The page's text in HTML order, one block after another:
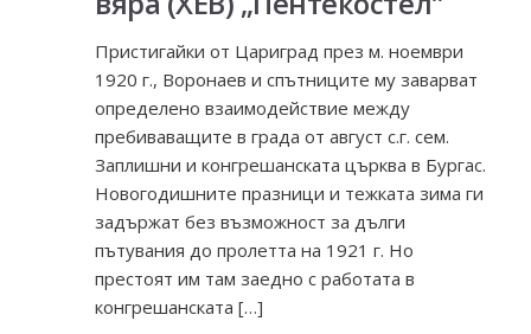
Пристигайки от Цариград през м. ноември
1920 г., Воронаев и спътниците му заварват
определено взаимодействие между
пребиваващите в града от август с.г. сем.
Заплишни и конгрешанската църква в Бургас.
Новогодишните празници и тежката зима ги
задържат без възможност за дълги
пътувания до пролетта на 1921 г. Но
престоят им там заедно с работата в
конгрешанската […]